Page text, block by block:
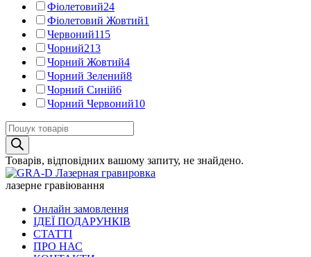
Фіолетовий24
Фіолетовий Жовтий1
Червоний115
Чорний213
Чорний Жовтий4
Чорний Зелений8
Чорний Синій6
Чорний Червоний10
Пошук
товарів
Товарів, відповідних вашому запиту, не знайдено.
лазерне гравіювання
Онлайн замовлення
ІДЕЇ ПОДАРУНКІВ
СТАТТІ
ПРО НАС